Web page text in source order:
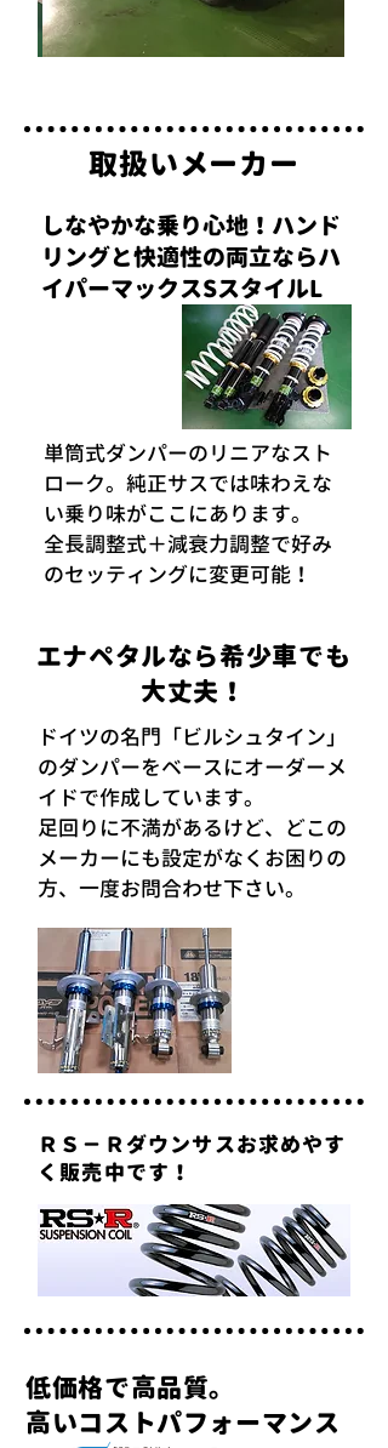
取扱いメーカー
しなやかな乗り心地！ハンド
リングと快適性の両立ならハ
イパーマックスSスタイルL
単筒式ダンパーのリニアなスト
ローク。純正サスでは味わえな
い乗り味がここにあります。
全長調整式＋減衰力調整で好み
のセッティングに変更可能！
エナペタルなら希少車でも
大丈夫！
ドイツの名門「ビルシュタイン」
のダンパーをベースにオーダーメ
イドで作成しています。
足回りに不満があるけど、どこの
メーカーにも設定がなくお困りの
方、一度お問合わせ下さい。
ＲＳ－Ｒダウンサスお求めやす
く販売中です！
低価格で高品質。
高いコストパフォーマンス